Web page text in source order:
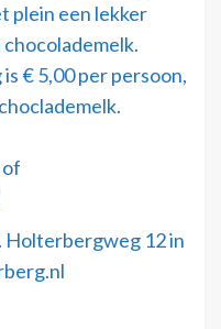
plein een lekker
€ 5,00 per persoon,
12 in